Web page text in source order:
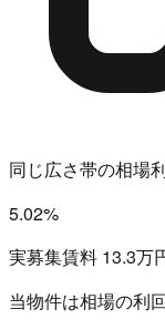
同じ広さ帯の相場
5.02%
実募集賃料 13.3万
当物件は相場の利